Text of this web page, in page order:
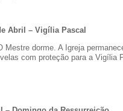
Abril – Vigília Pascal
Mestre dorme. A Igreja
com proteção para a Vigília